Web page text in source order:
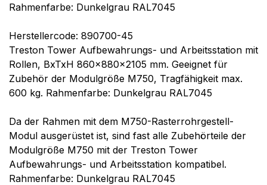
Rahmenfarbe: Dunkelgrau RAL7045
Herstellercode: 890700-45
Treston Tower Aufbewahrungs- und Arbeitsstation mit
Rollen, BxTxH 860x880x2105 mm. Geeignet für
Zubehör der Modulgröße M750, Tragfähigkeit max.
600 kg. Rahmenfarbe: Dunkelgrau RAL7045
Da der Rahmen mit dem M750-Rasterrohrgestell-
Modul ausgerüstet ist, sind fast alle Zubehörteile der
Modulgröße M750 mit der Treston Tower
Aufbewahrungs- und Arbeitsstation kompatibel.
Rahmenfarbe: Dunkelgrau RAL7045